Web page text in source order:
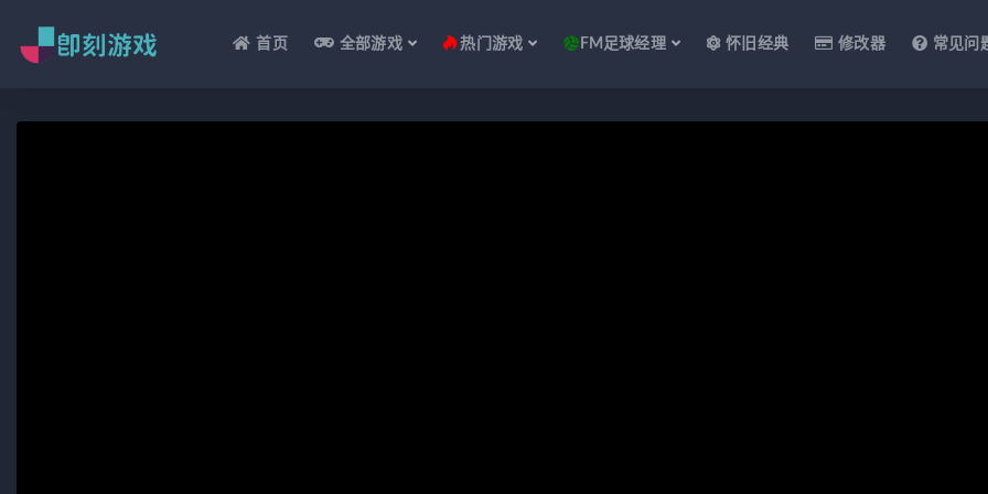
首页 全部游戏 热门游戏 FM足球经理 怀旧经典 修改器 常见问